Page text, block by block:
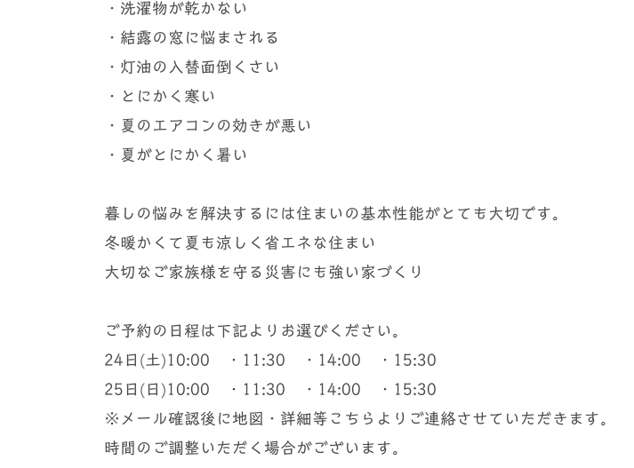
・洗濯物が乾かない
・結露の窓に悩まされる
・灯油の入替面倒くさい
・とにかく寒い
・夏のエアコンの効きが悪い
・夏がとにかく暑い
暮しの悩みを解決するには住まいの基本性能がとても大切です。
冬暖かくて夏も涼しく省エネな住まい
大切なご家族様を守る災害にも強い家づくり
ご予約の日程は下記よりお選びください。
24日(土)10:00 ・11:30 ・14:00 ・15:30
25日(日)10:00 ・11:30 ・14:00 ・15:30
※メール確認後に地図・詳細等こちらよりご連絡させていただきます。
時間のご調整いただく場合がございます。